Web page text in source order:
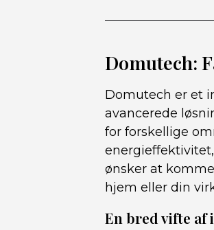
Domutech:
Domutech er et
avancerede
for forskellige
ønsker at
hjem eller din
En bred vifte